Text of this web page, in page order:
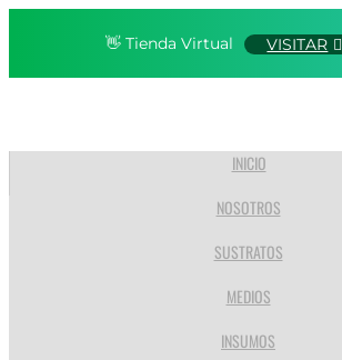
👋 Tienda Virtual VISITAR
INICIO
NOSOTROS
SUSTRATOS
MEDIOS
INSUMOS